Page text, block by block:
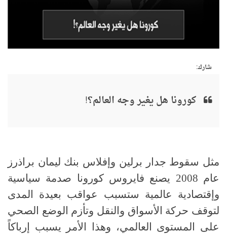
شارك:
كورونا هل يغير وجه العالم؟!
مثل سقوط جدار برلين وإفلاس بنك ليمان براذرز
عام 2008 يصنع فايروس كورونا صدمة سياسية
وإقتصادية عالمية ستسبب عواقب بعيدة المدى
لتوقف حركة الأسواق والنقل وتأزم الوضع الصحي
على المستوى العالمي، وهذا الأمر يسبب إرباكاً